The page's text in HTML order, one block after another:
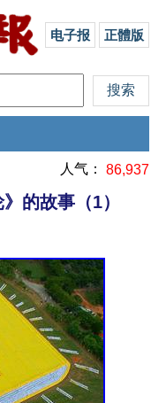
电子报 正體版
人气： 86,937
的故事（1）